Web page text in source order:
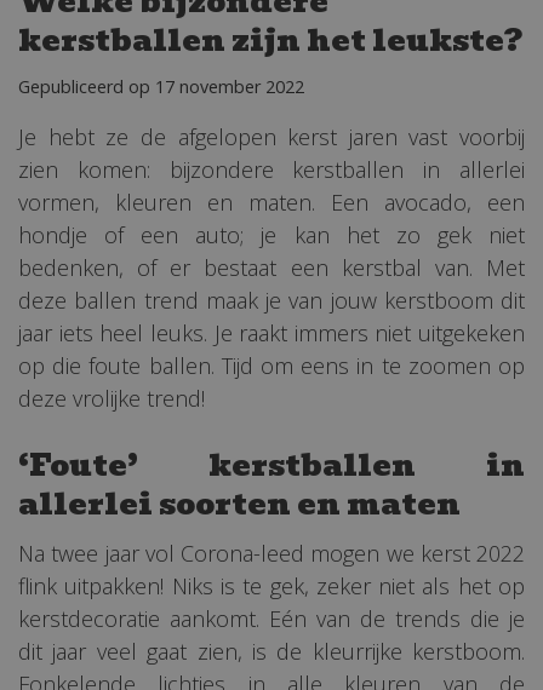
kerstballen zijn het leukste?
Gepubliceerd op 17 november 2022
Je hebt ze de afgelopen kerst jaren vast voorbij
zien komen: bijzondere kerstballen in allerlei
vormen, kleuren en maten. Een avocado, een
hondje of een auto; je kan het zo gek niet
bedenken, of er bestaat een kerstbal van. Met
deze ballen trend maak je van jouw kerstboom dit
jaar iets heel leuks. Je raakt immers niet uitgekeken
op die foute ballen. Tijd om eens in te zoomen op
deze vrolijke trend!
‘Foute’ kerstballen in
allerlei soorten en maten
Na twee jaar vol Corona-leed mogen we kerst 2022
flink uitpakken! Niks is te gek, zeker niet als het op
kerstdecoratie aankomt. Eén van de trends die je
dit jaar veel gaat zien, is de kleurrijke kerstboom.
Fonkelende lichtjes in alle kleuren van de